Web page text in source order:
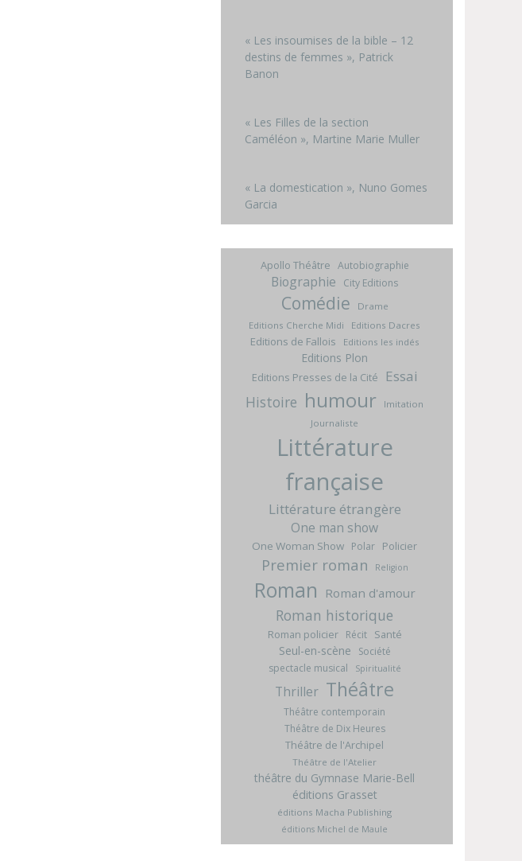
« Les insoumises de la bible – 12
destins de femmes », Patrick
Banon
« Les Filles de la section
Caméléon », Martine Marie Muller
« La domestication », Nuno Gomes
Garcia
Apollo Théâtre Autobiographie
Biographie City Editions
Comédie
Drame
Editions Cherche Midi
Editions Dacres
Editions de Fallois Editions les indés
Editions Plon
Editions Presses de la Cité Essai
Histoire humour
Imitation
Journaliste
Littérature
française
Littérature étrangère
One man show
One Woman Show Polar Policier
Premier roman Religion
Roman Roman d'amour
Roman historique
Roman policier Récit Santé
Seul-en-scène
Société
spectacle musical
Spiritualité
Thriller Théâtre
Théâtre contemporain
Théâtre de Dix Heures
Théâtre de l'Archipel
Théâtre de l'Atelier
théâtre du Gymnase Marie-Bell
éditions Grasset
éditions Macha Publishing
éditions Michel de Maule